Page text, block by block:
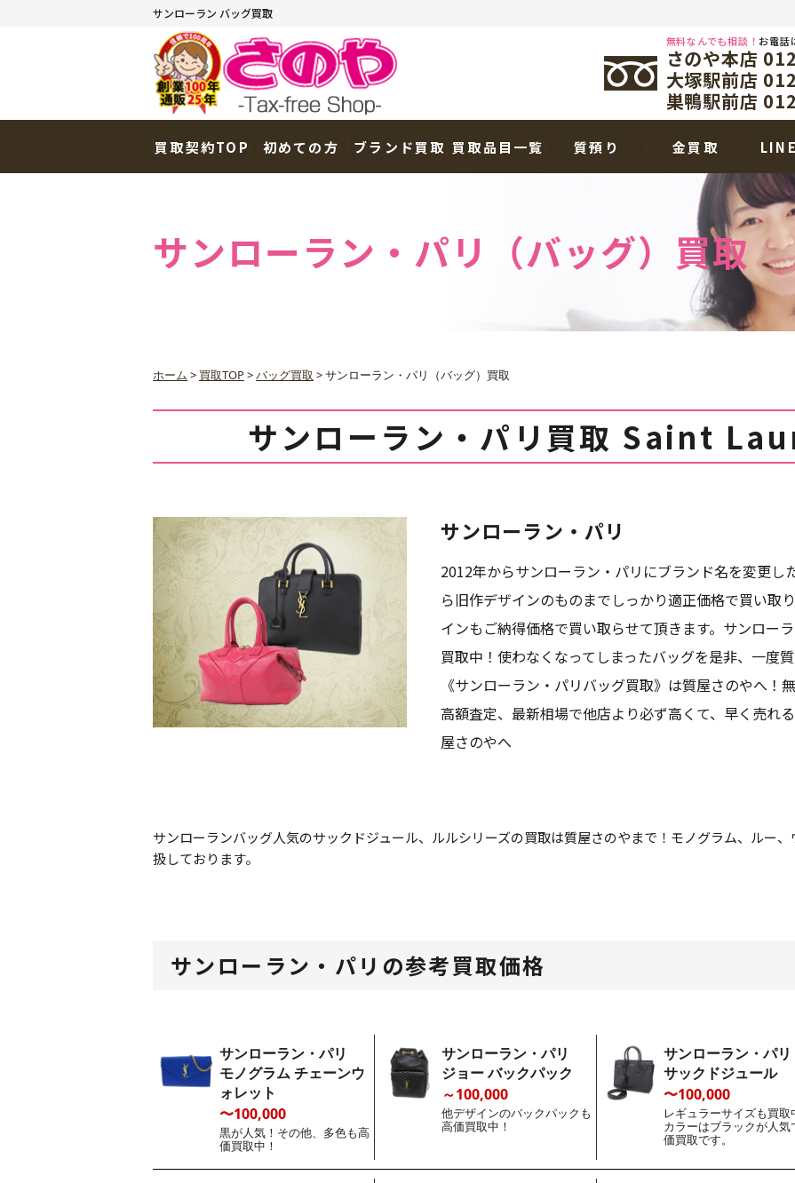
サンローラン バッグ買取
無料なんでも相談！お電話
さのや本店
大塚駅前店
巣鴨駅前店
買取契約TOP 初めての方 ブランド買取 買取品目一覧 質預り 金買取
サンローラン・パリ（バッグ）買取
ホーム > 買取TOP>バッグ買取 >サンローラン・パリ（バッグ）買取
サンローラン・パリ買取 Saint
サンローラン・パリ
2012年からサンローラン・パリにブランド名を変更
ら旧作デザインのものまでしっかり適正価格で買い取
インもご納得価格で買い取らせて頂きます。サンロー
買取中！使わなくなってしまったバッグを是非、一度
《サンローラン・パリバッグ買取》は質屋さのやへ！
高額査定、最新相場で他店より必ず高くて、早く売れ
屋さのやへ
サンローランバッグ人気のサックドジュール、ルルシリーズの買取は質屋さのやまで！モノグラム、ルー
扱しております。
サンローラン・パリの参考買取価格
サンローラン・パリ
モノグラム チェーンウ
ォレット
〜100,000
黒が人気！その他、多色も高
価買取中！
サンローラン・パリ
ジョー バックパック
～100,000
他デザインのバックパックも
高価買取中！
サンローラン・パリ
サックドジュール
〜100,000
レギュラーサイズも買取
カラーはブラックが人気
価買取です。